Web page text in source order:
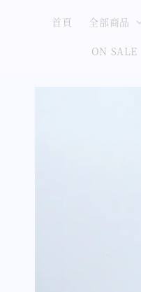
首頁 全部商品
ON SALE